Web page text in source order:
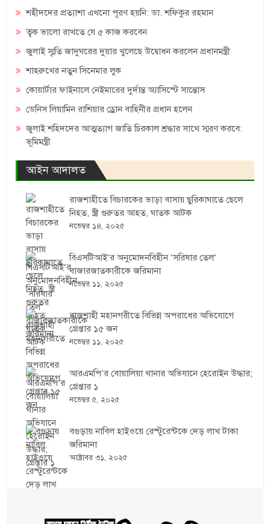
শহীদদের প্রত্যাশা এখনো পূরণ হয়নি: ডা. শফিকুর রহমান
ত্বক ভালো রাখতে যে ৫ কাজ করবেন
জুলাই স্মৃতি জাদুঘরের দুয়ার খুলেছে উদ্বোধন করলেন প্রধানমন্ত্রী
শাহরুখের নতুন সিনেমার লুক
কোয়ার্টার ফাইনালে নেইমারের দুর্দান্ত অ্যাসিস্টে সান্তোস
ডেনিস লিয়ামিন রাশিয়ার ড্রোন বাহিনীর প্রধান হলেন
জুলাই শহিদদের আত্মত্যাগ জাতি চিরকাল শ্রদ্ধার সাথে স্মরণ করবে:
ভূমিমন্ত্রী
আইন আদালত
রাজশাহীতে বিচারকের ভাড়া বাসায় ছুরিকাঘাতে ছেলে
নিহত, স্ত্রী গুরুতর আহত, ঘাতক আটক
নভেম্বর ১৪, ২০২৫
বিএসটিআই’র অনুমোদনবিহীন ‘সরিষার তেল’
বাজারজাতকারীকে জরিমানা
নভেম্বর ১১, ২০২৫
রাজশাহী মহানগরীতে বিভিন্ন অপরাধের অভিযোগে
গ্রেপ্তার ১৫ জন
নভেম্বর ১১, ২০২৫
আরএমপি’র বোয়ালিয়া থানার অভিযানে হেরোইন উদ্ধার;
গ্রেপ্তার ১
নভেম্বর ৫, ২০২৫
বগুড়ায় নাবিল হাইওয়ে রেস্টুরেন্টকে দেড় লাখ টাকা
জরিমানা
অক্টোবর ৩১, ২০২৫